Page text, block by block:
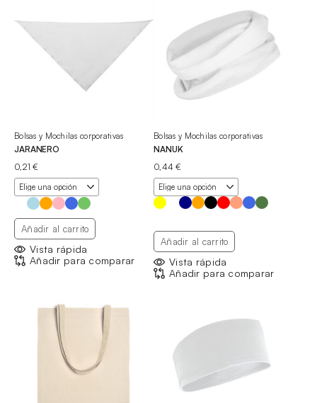
Bolsas y Mochilas corporativas
JARANERO
0,21€
Añadir al carrito
Vista rápida
Añadir para comparar
Bolsas y Mochilas corporativas
NANUK
0,44€
Añadir al carrito
Vista rápida
Añadir para comparar